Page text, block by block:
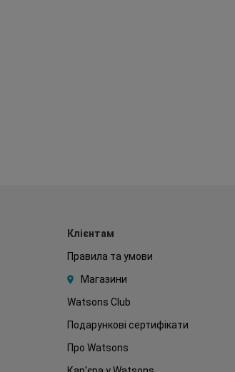
Клієнтам
Правила та умови
Магазини
Watsons Club
Подарункові сертифікати
Про Watsons